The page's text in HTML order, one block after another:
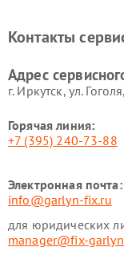
стеклоочистителей
GARLYN
Контакты
Адрес
г. Иркутск, ул.
Горячая линия:
+7 (395) 240-73-88
Электронная почта:
info@garlyn-fix.ru
для юридических
manager@fix-